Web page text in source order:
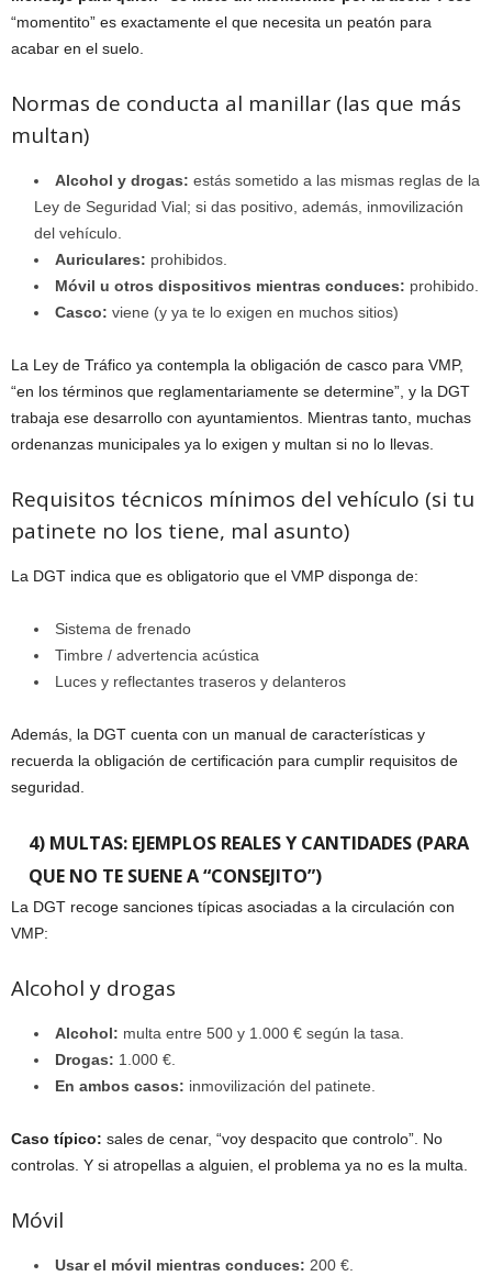
“momentito” es exactamente el que necesita un peatón para
acabar en el suelo.
Normas de conducta al manillar (las que más
multan)
Alcohol y drogas: estás sometido a las mismas reglas de la
Ley de Seguridad Vial; si das positivo, además, inmovilización
del vehículo.
Auriculares: prohibidos.
Móvil u otros dispositivos mientras conduces: prohibido.
Casco: viene (y ya te lo exigen en muchos sitios)
La Ley de Tráfico ya contempla la obligación de casco para VMP,
“en los términos que reglamentariamente se determine”, y la DGT
trabaja ese desarrollo con ayuntamientos. Mientras tanto, muchas
ordenanzas municipales ya lo exigen y multan si no lo llevas.
Requisitos técnicos mínimos del vehículo (si tu
patinete no los tiene, mal asunto)
La DGT indica que es obligatorio que el VMP disponga de:
Sistema de frenado
Timbre / advertencia acústica
Luces y reflectantes traseros y delanteros
Además, la DGT cuenta con un manual de características y
recuerda la obligación de certificación para cumplir requisitos de
seguridad.
4) MULTAS: EJEMPLOS REALES Y CANTIDADES (PARA
QUE NO TE SUENE A “CONSEJITO”)
La DGT recoge sanciones típicas asociadas a la circulación con
VMP:
Alcohol y drogas
Alcohol: multa entre 500 y 1.000 € según la tasa.
Drogas: 1.000 €.
En ambos casos: inmovilización del patinete.
Caso típico: sales de cenar, “voy despacito que controlo”. No
controlas. Y si atropellas a alguien, el problema ya no es la multa.
Móvil
Usar el móvil mientras conduces: 200 €.